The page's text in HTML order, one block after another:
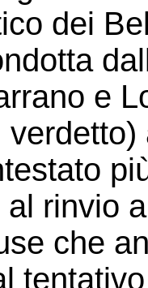
dei
e
rinvio
che